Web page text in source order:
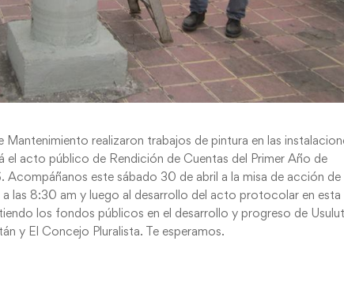
Mantenimiento realizaron trabajos de pintura en las
acto público de Rendición de Cuentas del Primer Año de
Acompáñanos este sábado 30 de abril a la misa de acción de
a las 8:30 am y luego al desarrollo del acto protocolar en esta
los fondos públicos en el desarrollo y progreso de
y El Concejo Pluralista. Te esperamos.